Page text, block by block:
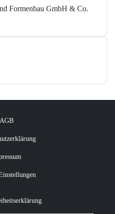
Formenbau GmbH & Co.
AGB